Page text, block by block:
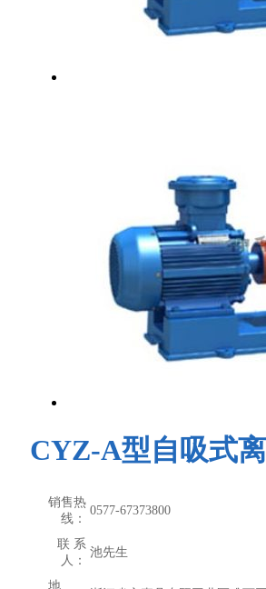
CYZ-A型自吸式
销售热
线：
0577-67373800
联 系
人：
池先生
地